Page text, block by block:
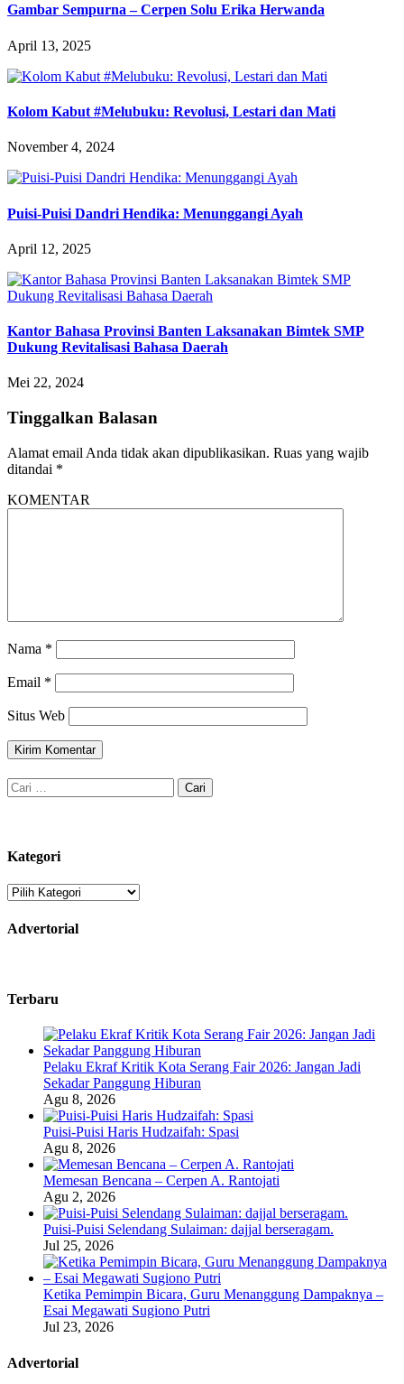
Gambar Sempurna – Cerpen Solu Erika Herwanda
April 13, 2025
Kolom Kabut #Melubuku: Revolusi, Lestari dan Mati
November 4, 2024
Puisi-Puisi Dandri Hendika: Menunggangi Ayah
April 12, 2025
Kantor Bahasa Provinsi Banten Laksanakan Bimtek SMP
Dukung Revitalisasi Bahasa Daerah
Mei 22, 2024
Tinggalkan Balasan
Alamat email Anda tidak akan dipublikasikan. Ruas yang wajib
ditandai *
KOMENTAR
Nama *
Email *
Situs Web
Cari
untuk:
Kategori
Kategori
Advertorial
Terbaru
Pelaku Ekraf Kritik Kota Serang Fair 2026: Jangan Jadi
Sekadar Panggung Hiburan
Agu 8, 2026
Puisi-Puisi Haris Hudzaifah: Spasi
Agu 8, 2026
Memesan Bencana – Cerpen A. Rantojati
Agu 2, 2026
Puisi-Puisi Selendang Sulaiman: dajjal berseragam.
Jul 25, 2026
Ketika Pemimpin Bicara, Guru Menanggung Dampaknya –
Esai Megawati Sugiono Putri
Jul 23, 2026
Advertorial